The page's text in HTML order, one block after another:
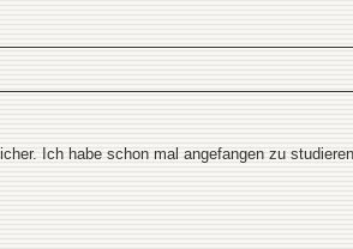
Ich habe schon mal angefangen zu